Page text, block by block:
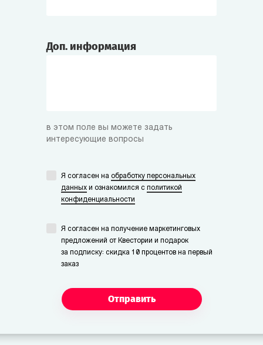
Доп. информация
в этом поле вы можете задать
интересующие вопросы
Я согласен на обработку персональных
данных и ознакомился с политикой
конфиденциальности
Я согласен на получение маркетинговых
предложений от Квестории и подарок
за подписку: скидка 10 процентов на первый
заказ
Отправить